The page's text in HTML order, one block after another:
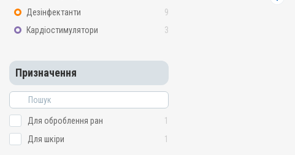
Дезінфектанти
9
Кардіостимулятори
3
Призначення
Для оброблення ран
1
Для шкіри
1